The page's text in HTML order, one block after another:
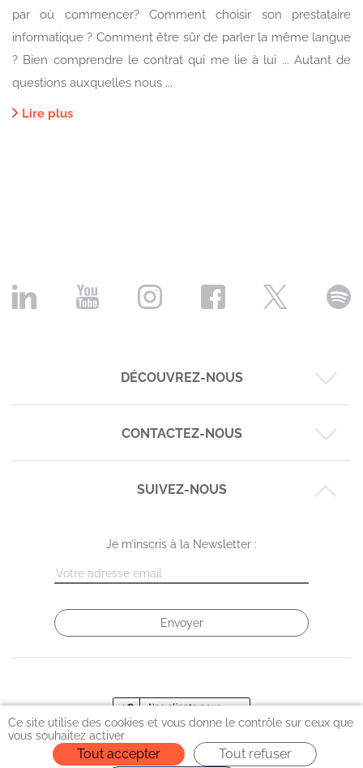
Ce site utilise des cookies et vous donne le contrôle sur ceux que
vous souhaitez activer
Tout accepter Tout refuser
par où commencer? Comment choisir son prestataire
informatique ? Comment être sûr de parler la même langue
? Bien comprendre le contrat qui me lie à lui ... Autant de
questions auxquelles nous ...
Lire plus
DÉCOUVREZ-NOUS
Nos business cases
Nos réalisations
CONTACTEZ-NOUS
Montpellier :
Strasbourg :
3 place de Haguenau (entrée rue des Magasins)
09 72 58 09 96
SUIVEZ-NOUS
Je m’inscris à la Newsletter :